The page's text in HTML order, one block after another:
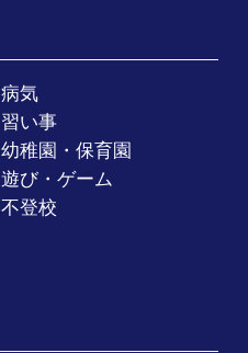
病気
習い事
幼稚園・保育園
遊び・ゲーム
不登校